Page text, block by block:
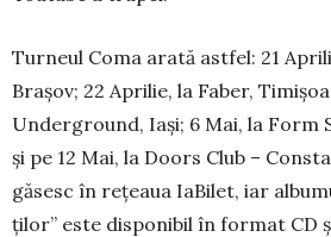
Turneul Coma arată astfel: 21
Brașov; 22 Aprilie, la Faber,
Underground, Iași; 6 Mai, la Form
și pe 12 Mai, la Doors Club –
găsesc în rețeaua IaBilet, iar
ților” este disponibil în for­mat CD